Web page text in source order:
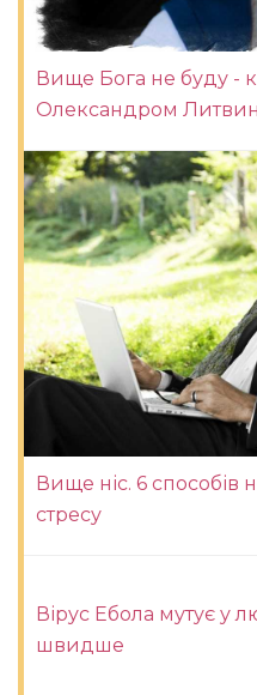
Вище Бога не буду -
Олександром
Вище ніс. 6 способів
стресу
Вірус Ебола мутує у
швидше